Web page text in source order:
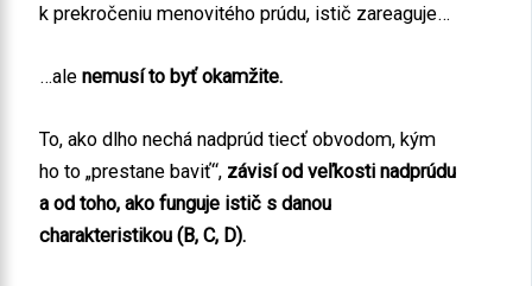
k prekročeniu menovitého prúdu, istič zareaguje…
…alenemusí to byť okamžite.
To, ako dlho nechá nadprúd tiecť obvodom, kým
ho to „prestane baviť“, závisí od veľkosti nadprúdu
a od toho, ako funguje istič s danou
charakteristikou (B, C, D).